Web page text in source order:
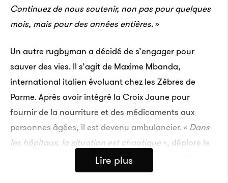
Continuez de nous soutenir, non pas pour quelques
mois, mais pour des années entières.»
Un autre rugbyman a décidé de s’engager pour
sauver des vies. Il s’agit de Maxime Mbanda,
international italien évoluant chez les Zèbres de
Parme. Après avoir intégré la Croix Jaune pour
fournir de la nourriture et des médicaments aux
personnes âgées, il est devenu ambulancier. « Dans
les hôpitaux, la situation est chaotique », déplore le
rugbyman. En s’investissant malgré des conditions
extrêmes, il espère transmettre aux Italiens son esprit
Lire plus